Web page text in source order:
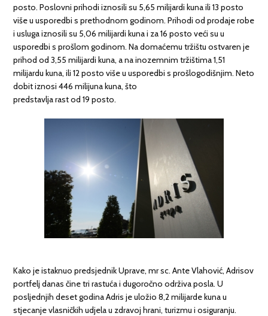
posto. Poslovni prihodi iznosili su 5,65 milijardi kuna ili 13 posto
više u usporedbi s prethodnom godinom. Prihodi od prodaje robe
i usluga iznosili su 5,06 milijardi kuna i za 16 posto veći su u
usporedbi s prošlom godinom. Na domaćemu tržištu ostvaren je
prihod od 3,55 milijardi kuna, a na inozemnim tržištima 1,51
milijardu kuna, ili 12 posto više u usporedbi s prošlogodišnjim. Neto
dobit iznosi 446 milijuna kuna, što
predstavlja rast od 19 posto.
Kako je istaknuo predsjednik Uprave, mr sc. Ante Vlahović, Adrisov
portfelj danas čine tri rastuća i dugoročno održiva posla. U
posljednjih deset godina Adris je uložio 8,2 milijarde kuna u
stjecanje vlasničkih udjela u zdravoj hrani, turizmu i osiguranju.